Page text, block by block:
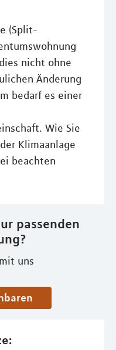
(Split-
nicht ohne
Änderung
bedarf es einer
Wie Sie
Klimaanlage
beachten
passenden
uns